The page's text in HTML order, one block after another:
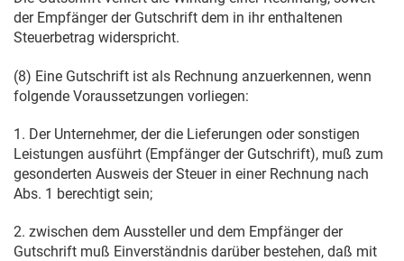
der Empfänger der Gutschrift dem in ihr enthaltenen
Steuerbetrag widerspricht.
(8) Eine Gutschrift ist als Rechnung anzuerkennen, wenn
folgende Voraussetzungen vorliegen:
1. Der Unternehmer, der die Lieferungen oder sonstigen
Leistungen ausführt (Empfänger der Gutschrift), muß zum
gesonderten Ausweis der Steuer in einer Rechnung nach
Abs. 1 berechtigt sein;
2. zwischen dem Aussteller und dem Empfänger der
Gutschrift muß Einverständnis darüber bestehen, daß mit